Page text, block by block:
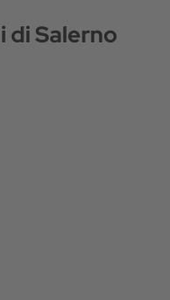
di Salerno